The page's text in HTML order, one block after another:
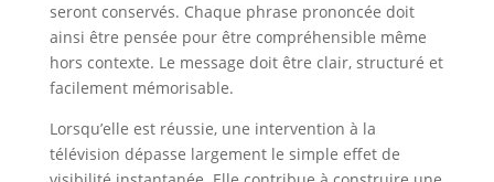
seront conservés. Chaque phrase prononcée doit
ainsi être pensée pour être compréhensible même
hors contexte. Le message doit être clair, structuré et
facilement mémorisable.
Lorsqu’elle est réussie, une intervention à la
télévision dépasse largement le simple effet de